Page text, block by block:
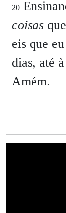
20
coisas
eis que
dias, até
Amém.